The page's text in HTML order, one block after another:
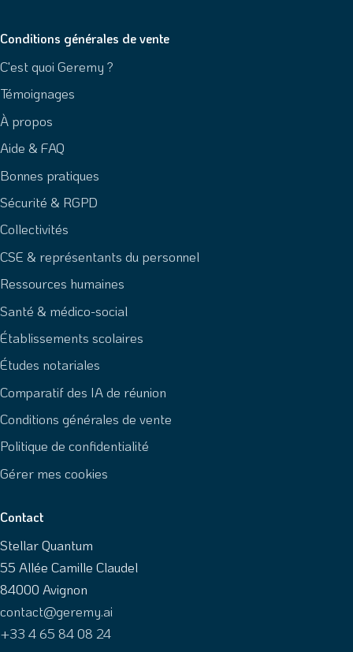
Conditions générales de vente
C'est quoi Geremy ?
Témoignages
À propos
Aide & FAQ
Bonnes pratiques
Sécurité & RGPD
Collectivités
CSE & représentants du personnel
Ressources humaines
Santé & médico-social
Établissements scolaires
Études notariales
Comparatif des IA de réunion
Conditions générales de vente
Politique de confidentialité
Gérer mes cookies
Contact
Stellar Quantum
55 Allée Camille Claudel
84000 Avignon
contact@geremy.ai
+33 4 65 84 08 24